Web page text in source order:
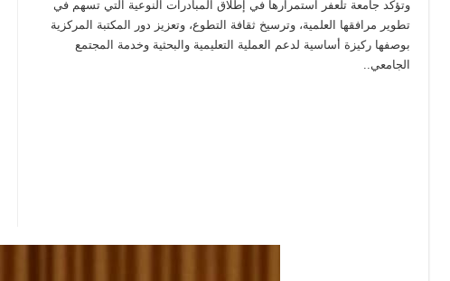
وتؤكد جامعة تلعفر استمرارها في إطلاق المبادرات النوعية التي تسهم في
تطوير مرافقها العلمية، وترسيخ ثقافة التطوع، وتعزيز دور المكتبة المركزية
بوصفها ركيزة أساسية لدعم العملية التعليمية والبحثية وخدمة المجتمع
الجامعي..